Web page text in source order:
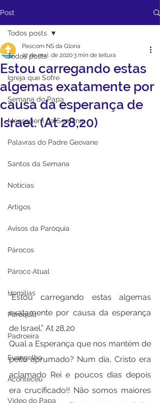
Post
Todos posts
Igreja que Sofre
Semana do Papa
Mensagem da Semana
Palavras do Padre Geovane
Santos da Semana
Notícias
Artigos
Avisos da Paróquia
Párocos
Pároco Atual
Homilias
Paróquia
Padroeira
Evangelho
Aconteceu
Video do Papa
Todos posts
Estou carregando estas
algemas exatamente por
causa da esperança de
Israel. (At 28,20)
Pascom NS da Gloria
22 de mai. de 20203 min de leitura
“Estou carregando estas algemas
exatamente por causa da esperança
de Israel.” At 28,20
Qual a Esperança que nos mantém de
peito aprumado? Num dia, Cristo era
aclamado Rei e poucos dias depois
era crucificado!! Não somos maiores